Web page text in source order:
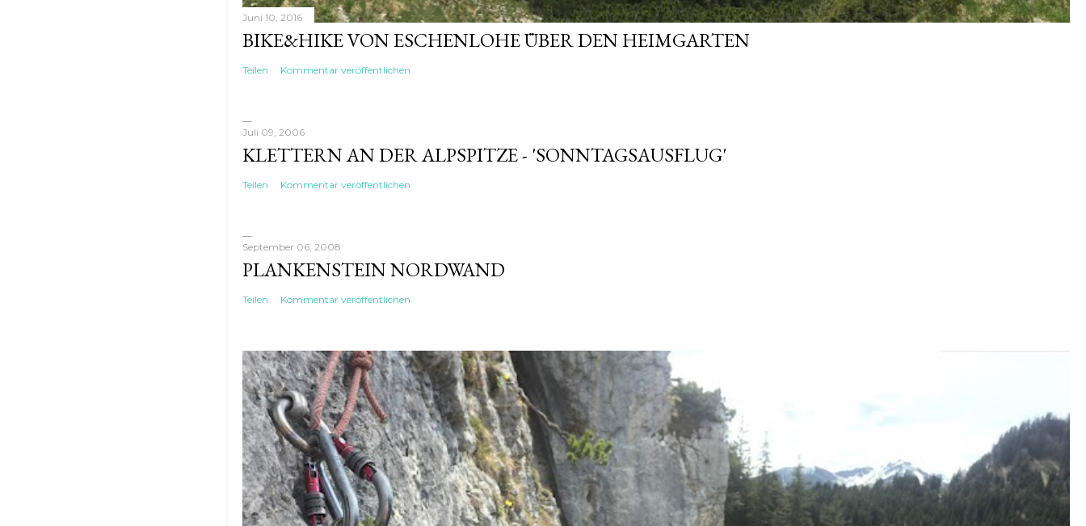
Juni 10, 2016
BIKE&HIKE VON ESCHENLOHE ÜBER DEN HEIMGARTEN
Teilen Kommentar veröffentlichen
Juli 09, 2006
KLETTERN AN DER ALPSPITZE - 'SONNTAGSAUSFLUG'
Teilen Kommentar veröffentlichen
September 06, 2008
PLANKENSTEIN NORDWAND
Teilen Kommentar veröffentlichen